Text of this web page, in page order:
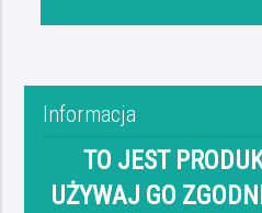
Informacja
TO JEST
UŻYWAJ GO